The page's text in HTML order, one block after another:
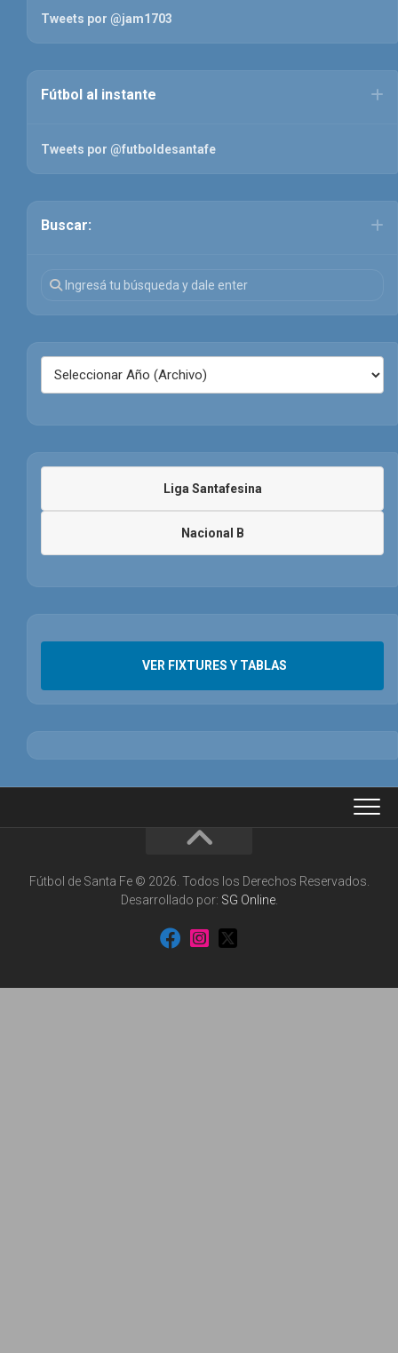
Tweets por @jam1703
Fútbol al instante
Tweets por @futboldesantafe
Buscar:
Liga Santafesina
Nacional B
VER FIXTURES Y TABLAS
Fútbol de Santa Fe © 2026. Todos los Derechos Reservados.
Desarrollado por: SG Online.